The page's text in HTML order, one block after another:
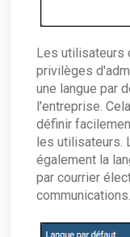
Les utilisateurs
privilèges
une langue par
l'entreprise.
définir
les utilisateurs.
également la
par courrier
communications.